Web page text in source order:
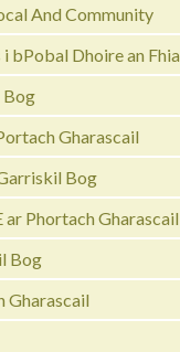
And Community
bPobal Dhoire an Fhia
Gharascail
Bog
ar Phortach Gharascail
Bog
Gharascail